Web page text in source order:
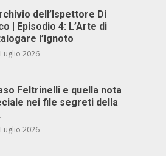
dell’Ispettore Di
| Episodio 4: L’Arte di
l’Ignoto
2026
Feltrinelli e quella nota
nei file segreti della
2026